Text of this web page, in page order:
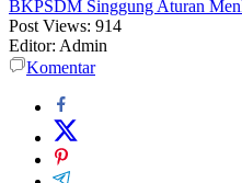
BKPSDM Singgung Aturan
Post Views: 914
Editor: Admin
Komentar